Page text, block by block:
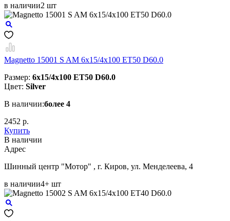
в наличии2 шт
Magnetto 15001 S AM 6x15/4x100 ET50 D60.0
Размер: 6x15/4x100 ET50 D60.0
Цвет: Silver
В наличии:более 4
2452 р.
Купить
В наличии
Aдрес
Шинный центр "Мотор" , г. Киров, ул. Менделеева, 4
в наличии4+ шт